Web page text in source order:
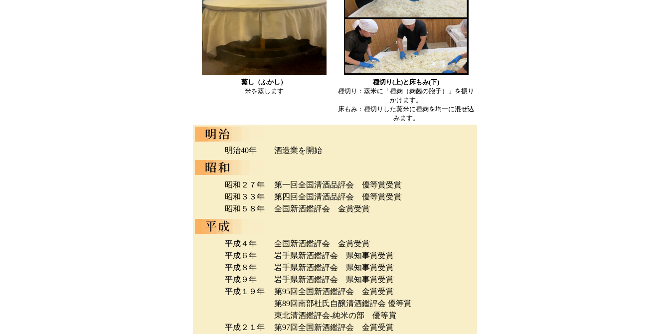
蒸し（ふかし）
米を蒸します
種切り(上)と床もみ(下)
種切り：蒸米に「種麹（麹菌の胞子）」を振り
かけます。
床もみ：種切りした蒸米に種麹を均一に混ぜ込
みます。
明治40年 酒造業を開始
昭和２７年
昭和３３年
昭和５８年
第一回全国清酒品評会 優等賞受賞
第四回全国清酒品評会 優等賞受賞
全国新酒鑑評会 金賞受賞
平成４年
平成６年
平成８年
平成９年
平成１９年
平成２１年
全国新酒鑑評会 金賞受賞
岩手県新酒鑑評会 県知事賞受賞
岩手県新酒鑑評会 県知事賞受賞
岩手県新酒鑑評会 県知事賞受賞
第95回全国新酒鑑評会 金賞受賞
第89回南部杜氏自醸清酒鑑評会 優等賞
東北清酒鑑評会‐純米の部 優等賞
第97回全国新酒鑑評会 金賞受賞